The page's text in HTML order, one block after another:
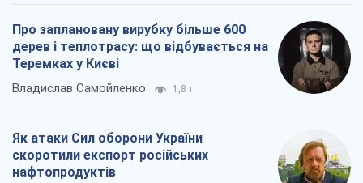
Про заплановану вирубку більше 600
дерев і теплотрасу: що відбувається на
Теремках у Києві
Владислав Самойленко 1,8 т.
Як атаки Сил оборони України
скоротили експорт російських
нафтопродуктів